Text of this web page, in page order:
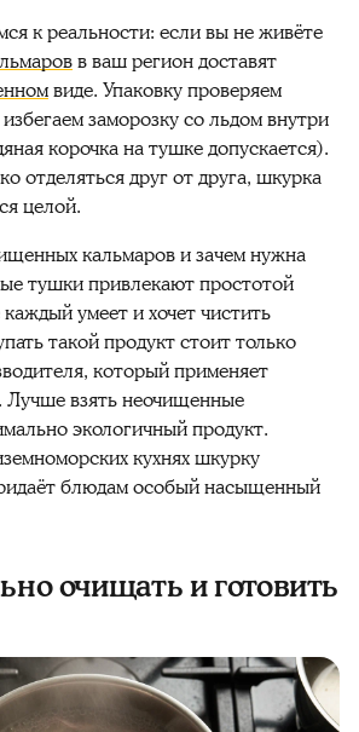
к реальности: если вы не живёте
в ваш регион доставят
виде. Упаковку проверяем
заморозку со льдом внутри
корочка на тушке допускается).
отделяться друг от друга, шкурка
целой.
кальмарови зачем нужна
тушки привлекают простотой
каждый умеет и хочет чистить
такой продукт стоит только
который применяет
взять неочищенные
экологичный продукт.
кухнях шкурку
блюдам особый насыщенный
очищать и готовить